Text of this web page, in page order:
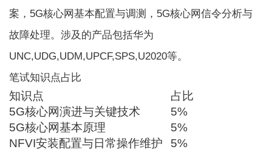
案，5G核心网基本配置与调测，5G核心网信令分析与
故障处理。涉及的产品包括华为
UNC,UDG,UDM,UPCF,SPS,U2020等。
笔试知识点占比
知识点
占比
5G核心网演进与关键技术
5%
5G核心网基本原理
5%
NFVI安装配置与日常操作维护
5%